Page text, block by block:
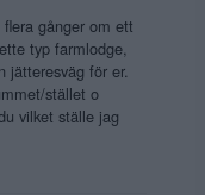
gånger om ett
typ farmlodge,
jätteresväg för er.
stället o
vilket ställe jag